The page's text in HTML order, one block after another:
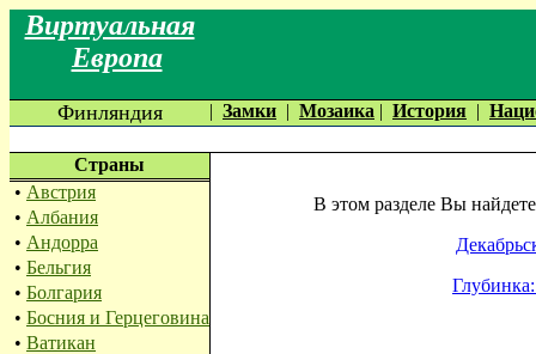
Виртуальная
Европа
Финляндия | Замки | Мозаика | История |
Страны
• Австрия
• Албания
• Андорра
• Бельгия
• Болгария
• Босния и Герцеговина
• Ватикан
В этом разделе Вы